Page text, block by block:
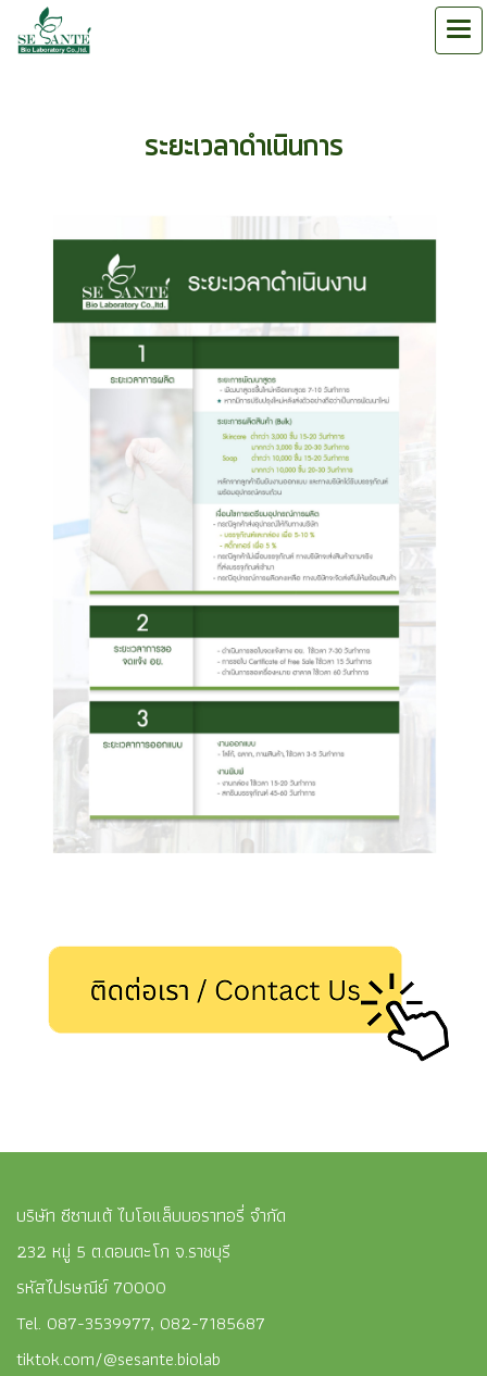
ระยะเวลาดำเนินการ
บริษัท ซีซานเต้ ไบโอแล็บบอราทอรี่ จำกัด
232 หมู่ 5 ต.ดอนตะโก จ.ราชบุรี
รหัสไปรษณีย์ 70000
Tel. 087-3539977, 082-7185687
tiktok.com/@sesante.biolab